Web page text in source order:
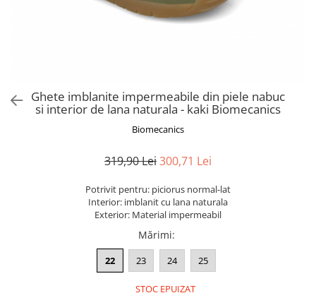
Ghete imblanite impermeabile din piele nabuc
si interior de lana naturala - kaki Biomecanics
Biomecanics
319,90 Lei300,71 Lei
Potrivit pentru: piciorus normal-lat
Interior: imblanit cu lana naturala
Exterior: Material impermeabil
Mărimi:
22 23 24 25
STOC EPUIZAT